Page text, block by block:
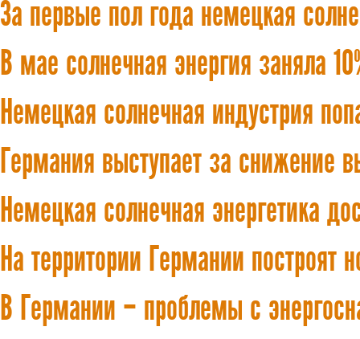
За первые пол года немецкая
В мае солнечная энергия заняла
Немецкая солнечная индустрия
Германия выступает за снижение
Немецкая солнечная энергетика
На территории Германии построят
В Германии – проблемы с